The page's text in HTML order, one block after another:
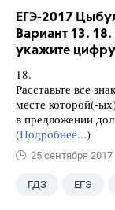
ЕГЭ-2017
Вариант 13.
укажите
18.
Расставьте все
месте которой(-
в предложении
(Подробнее...)
25 сентября 2017
ГДЗ ЕГЭ